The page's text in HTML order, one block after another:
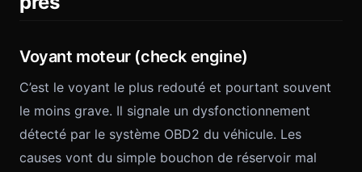
Voyant moteur (check engine)
C’est le voyant le plus redouté et pourtant souvent
le moins grave. Il signale un dysfonctionnement
détecté par le système OBD2 du véhicule. Les
causes vont du simple bouchon de réservoir mal